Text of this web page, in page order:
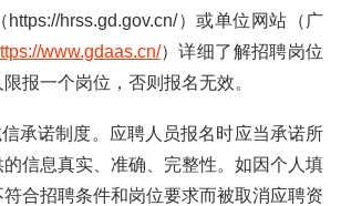
hrss.gd.gov.cn/）或单位网站（广
www.gdaas.cn/）详细了解招聘岗位
报一个岗位，否则报名无效。
承诺制度。应聘人员报名时应当承诺所
信息真实、准确、完整性。如因个人填
合招聘条件和岗位要求而被取消应聘资